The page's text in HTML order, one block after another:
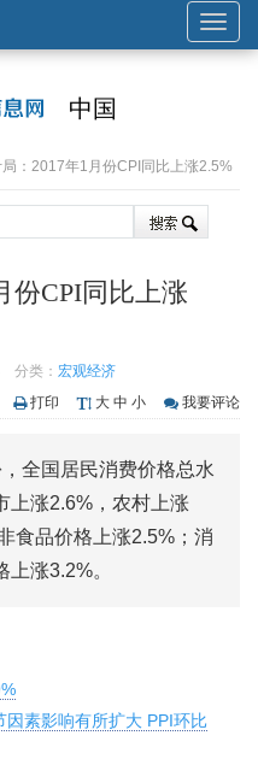
展
开
导
中国
：2017年1月份CPI同比上涨2.5%
份CPI同比上涨
分类： 宏观经济
打印
大 中 小 我要评论
全国居民消费价格总水
上涨2.6%，农村上涨
食品价格上涨2.5%；消
涨3.2%。
素影响有所扩大 PPI环比